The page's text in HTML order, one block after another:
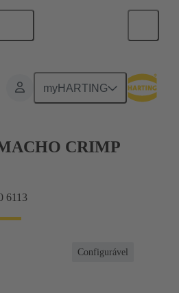
myHARTING
CRIMP
6113
Configurável